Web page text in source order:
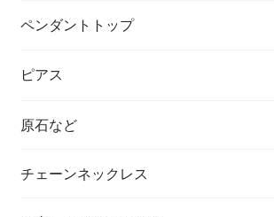
ペンダントトップ
ピアス
原石など
チェーンネックレス